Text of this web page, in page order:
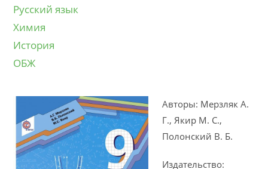
Русский язык
Химия
История
ОБЖ
Авторы: Мерзляк А.
Г., Якир М. С.,
Полонский В. Б.
Издательство: